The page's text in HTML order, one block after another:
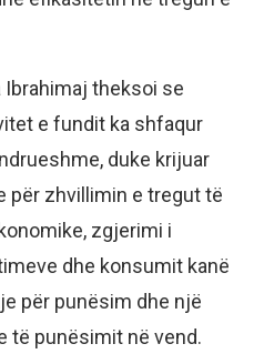
theksoi se
e fundit ka shfaqur
duke krijuar
për zhvillimin e tregut të
zgjerimi i
dhe konsumit kanë
për punësim dhe një
të punësimit në vend.